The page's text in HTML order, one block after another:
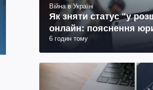
Війна в Україні
Як зняти статус "у
онлайн: пояснення
6 годин тому